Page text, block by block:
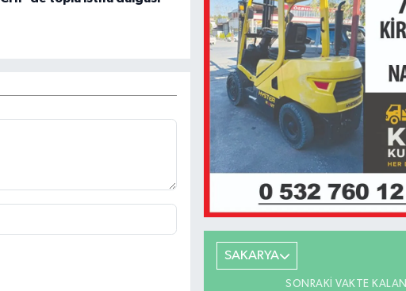
SAKARYA
SONRAKI VAKTE KALAN